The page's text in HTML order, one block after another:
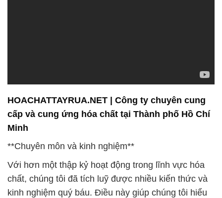
HOACHATTAYRUA.NET | Công ty chuyên cung
cấp và cung ứng hóa chất tại Thành phố Hồ Chí
Minh
**Chuyên môn và kinh nghiệm**
Với hơn một thập kỷ hoạt động trong lĩnh vực hóa
chất, chúng tôi đã tích luỹ được nhiều kiến thức và
kinh nghiệm quý báu. Điều này giúp chúng tôi hiểu